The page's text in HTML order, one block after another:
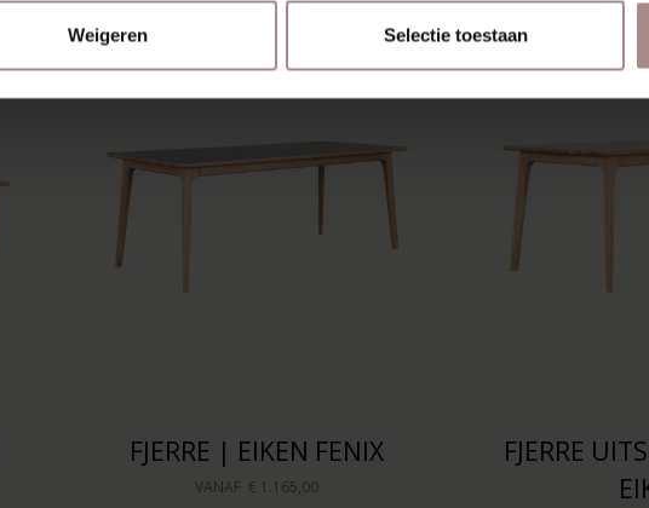
Weigeren Selectie toestaan
FJERRE | EIKEN FENIX
VANAF € 1.165,00
FJERRE